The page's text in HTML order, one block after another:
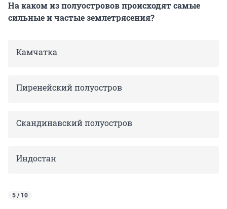
На каком из полуостровов происходят самые
сильные и частые землетрясения?
Камчатка
Пиренейский полуостров
Скандинавский полуостров
Индостан
5 / 10